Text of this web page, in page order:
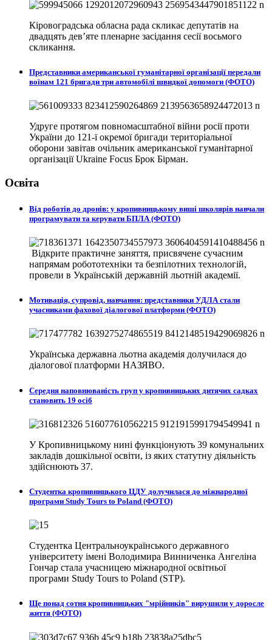
Кіровоградська обласна рада скликає депутатів на
двадцять дев’яте пленарне засідання сесії восьмого
скликання.
Представники американської гуманітарної організації передали
воїнам 121 бригади три автомобілі швидкої допомоги (ФОТО)
Удруге протягом повномасштабної війни росії проти
України до 121-ї окремої бригади територіальної
оборони завітав очільник американської гуманітарної
організації Ukraine Focus Брок Бірман.
Освіта
Від роботів до дронів: у кропивницькому виші школярів навчали
програмувати та керувати БПЛА (ФОТО)
Відкрите практичне заняття, присвячене сучасним
напрямам робототехніки та безпілотних технологій,
провели в Українській державній льотній академії.
Мотивація, супровід, навчання: представники УДЛА стали
учасниками фахової діалогової платформи (ФОТО)
Українська державна льотна академія долучилася до
діалогової платформи НАЗЯВО.
Середня наповнюваність груп у кропивницьких дитячих садках
становить 19 осіб
У Кропивницькому нині функціонують 39 комунальних
закладів дошкільної освіти, із яких статутну діяльність
здійснюють 37.
Студентка кропивницького ЦДУ долучилася до міжнародної
програми Study Tours to Poland (ФОТО)
Студентка Центральноукраїнського державного
університету імені Володимира Винниченка Ангеліна
Гончар стала учасницею міжнародної освітньої
програми Study Tours to Poland (STP).
Ще понад сотня кропивницьких "мрійників" вирушили у доросле
життя (ФОТО)